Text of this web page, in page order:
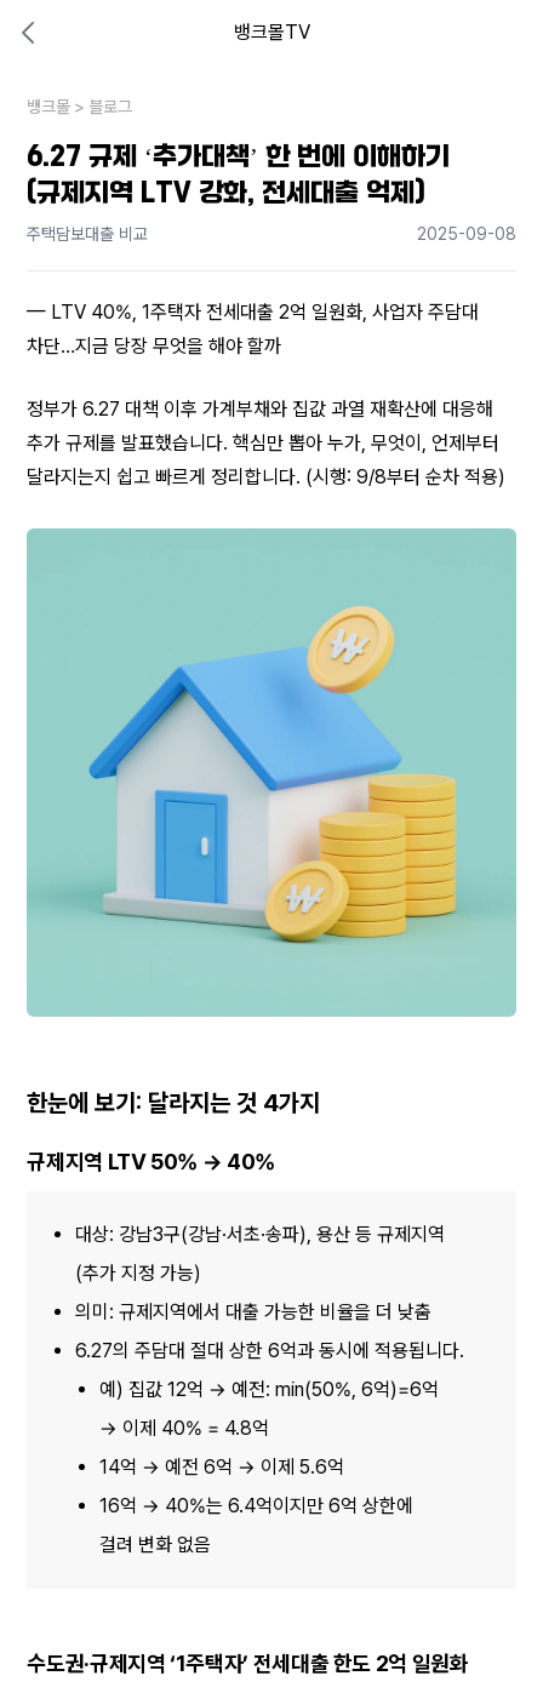
뱅크몰TV
내 상황엔 어떤 방법이 있을까?
뱅크몰 > 블로그
6.27 규제 ‘추가대책’ 한 번에 이해하기
(규제지역 LTV 강화, 전세대출 억제)
주택담보대출 비교 2025-09-08
— LTV 40%, 1주택자 전세대출 2억 일원화, 사업자 주담대
차단…지금 당장 무엇을 해야 할까
정부가 6.27 대책 이후 가계부채와 집값 과열 재확산에 대응해
추가 규제를 발표했습니다. 핵심만 뽑아 누가, 무엇이, 언제부터
달라지는지 쉽고 빠르게 정리합니다. (시행: 9/8부터 순차 적용)
한눈에 보기: 달라지는 것 4가지
규제지역 LTV 50% → 40%
대상: 강남3구(강남·서초·송파), 용산 등 규제지역
(추가 지정 가능)
의미: 규제지역에서 대출 가능한 비율을 더 낮춤
6.27의 주담대 절대 상한 6억과 동시에 적용됩니다.
예) 집값 12억 → 예전: min(50%, 6억)=6억
→ 이제 40% = 4.8억
14억 → 예전 6억 → 이제 5.6억
16억 → 40%는 6.4억이지만 6억 상한에
걸려 변화 없음
수도권·규제지역 ‘1주택자’ 전세대출 한도 2억 일원화